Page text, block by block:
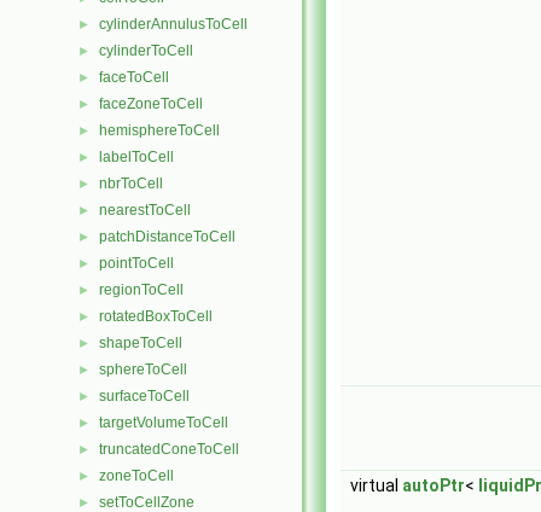
► cylinderAnnulusToCell
► cylinderToCell
► faceToCell
► faceZoneToCell
► hemisphereToCell
► labelToCell
► nbrToCell
► nearestToCell
► patchDistanceToCell
► pointToCell
► regionToCell
► rotatedBoxToCell
► shapeToCell
► sphereToCell
► surfaceToCell
► targetVolumeToCell
► truncatedConeToCell
► zoneToCell
► setToCellZone
virtual autoPtr<